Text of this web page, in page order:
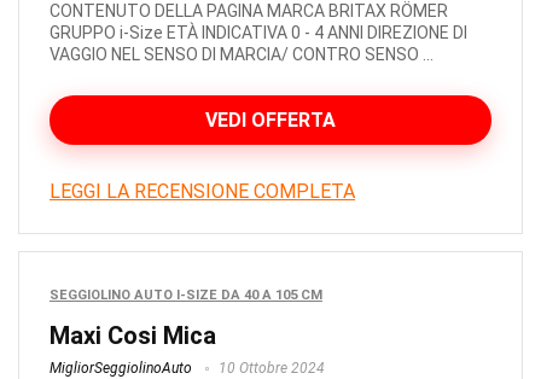
CONTENUTO DELLA PAGINA MARCA BRITAX RÖMER
GRUPPO i-Size ETÀ INDICATIVA 0 - 4 ANNI DIREZIONE DI
VAGGIO NEL SENSO DI MARCIA/ CONTRO SENSO ...
VEDI OFFERTA
LEGGI LA RECENSIONE COMPLETA
SEGGIOLINO AUTO I-SIZE DA 40 A 105 CM
Maxi Cosi Mica
MigliorSeggiolinoAuto 10 Ottobre 2024